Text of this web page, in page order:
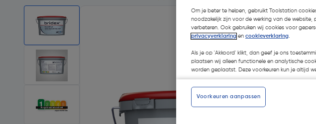
Om je beter te helpen, gebruikt Toolstation
noodzakelijk zijn voor de werking van de
verbeteren. Ook gebruiken wij cookies voor
privacyverklaring en cookieverklaring.
Als je op 'Akkoord' klikt, dan geef je ons
plaatsen wij alleen functionele en analytische
worden geplaatst. Deze voorkeuren kun je altijd
Voorkeuren aanpassen